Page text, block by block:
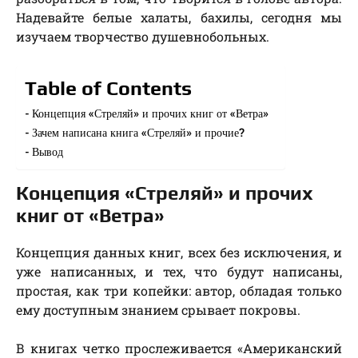
Надевайте белые халаты, бахилы, сегодня мы
изучаем творчество душевнобольных.
Table of Contents
Концепция «Стреляй» и прочих книг от «Ветра»
Зачем написана книга «Стреляй» и прочие?
Вывод
Концепция «Стреляй» и прочих
книг от «Ветра»
Концепция данных книг, всех без исключения, и
уже написанных, и тех, что будут написаны,
простая, как три копейки: автор, обладая только
ему доступным знанием срывает покровы.
В книгах четко прослеживается «Американский